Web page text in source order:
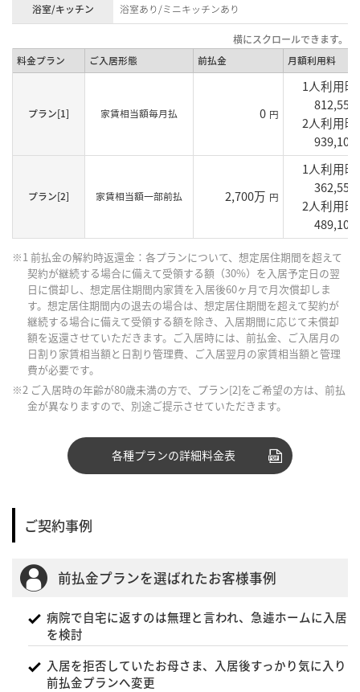
浴室/キッチン
浴室あり/ミニキッチンあり
料金プラン ご入居形態 前払金 月額利用料
プラン[1] 家賃相当額毎月払 0 円
1人利用
812,550
2人利用
939,100
プラン[2] 家賃相当額一部前払 2,700万 円
1人利用
362,550
2人利用
489,100
※1 前払金の解約時返還金：各プランについて、想定居住期間を超えて
契約が継続する場合に備えて受領する額（30%）を入居予定日の翌
日に償却し、想定居住期間内家賃を入居後60ヶ月で月次償却しま
す。想定居住期間内の退去の場合は、想定居住期間を超えて契約が
継続する場合に備えて受領する額を除き、入居期間に応じて未償却
額を返還させていただきます。ご入居時には、前払金、ご入居月の
日割り家賃相当額と日割り管理費、ご入居翌月の家賃相当額と管理
費が必要です。
※2 ご入居時の年齢が80歳未満の方で、プラン[2]をご希望の方は、前払
金が異なりますので、別途ご提示させていただきます。
各種プランの詳細料金表
ご契約事例
前払金プランを選ばれたお客様事例
病院で自宅に返すのは無理と言われ、急遽ホームに入居
を検討
入居を拒否していたお母さま、入居後すっかり気に入り
前払金プランへ変更